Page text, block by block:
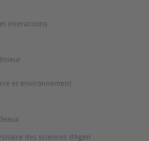
interactions
et environnement
des sciences d’Agen